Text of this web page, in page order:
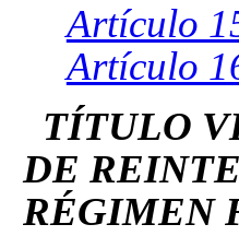
Artículo
Artículo
TÍTULO
DE
RÉGIMEN